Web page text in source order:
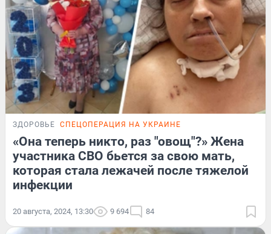
ЗДОРОВЬЕ СПЕЦОПЕРАЦИЯ НА УКРАИНЕ
«Она теперь никто, раз "овощ"?» Жена
участника СВО бьется за свою мать,
которая стала лежачей после тяжелой
инфекции
20 августа, 2024, 13:30 9 694 84